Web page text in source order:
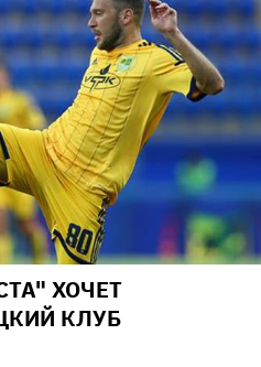
ХОЧЕТ
КЛУБ